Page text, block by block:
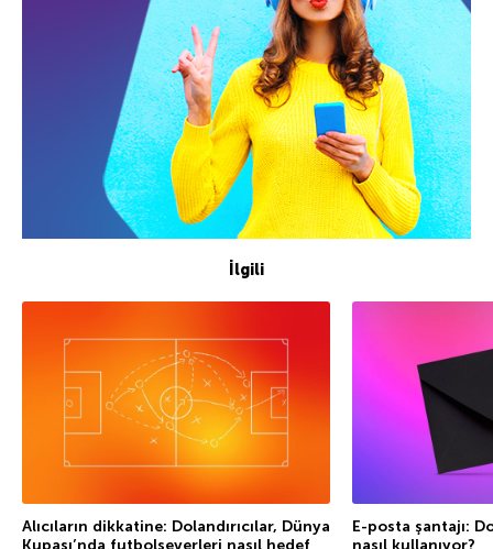
İlgili
Alıcıların dikkatine: Dolandırıcılar, Dünya
Kupası’nda futbolseverleri nasıl hedef
E-posta şantajı:
nasıl kullanıyor?